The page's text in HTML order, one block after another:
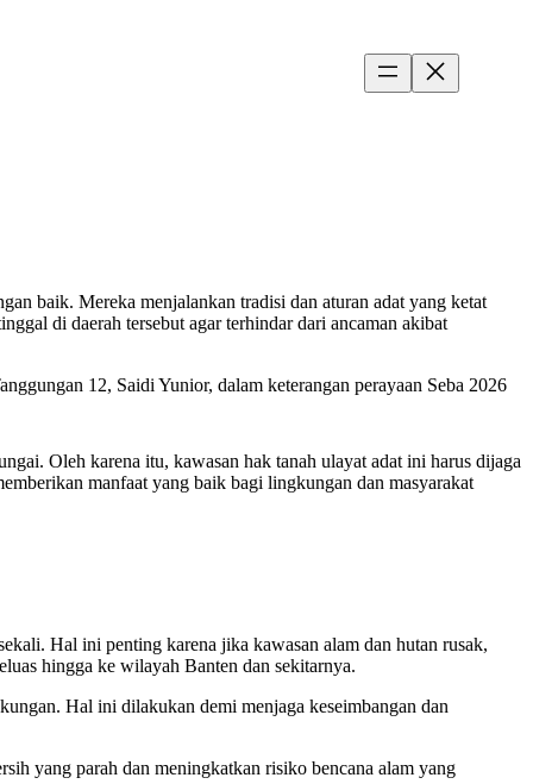
baik. Mereka menjalankan tradisi dan aturan adat yang ketat
di daerah tersebut agar terhindar dari ancaman akibat
12, Saidi Yunior, dalam keterangan perayaan Seba 2026
Oleh karena itu, kawasan hak tanah ulayat adat ini harus dijaga
manfaat yang baik bagi lingkungan dan masyarakat
Hal ini penting karena jika kawasan alam dan hutan rusak,
hingga ke wilayah Banten dan sekitarnya.
Hal ini dilakukan demi menjaga keseimbangan dan
yang parah dan meningkatkan risiko bencana alam yang